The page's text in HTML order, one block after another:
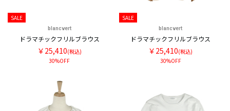
SALE
blancvert
ドラマチックフリルブラウス
￥25,410(税込)
30%OFF
SALE
blancvert
ドラマチックフリルブラウス
￥25,410(税込)
30%OFF